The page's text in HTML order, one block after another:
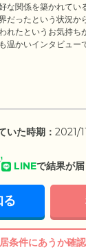
な関係を築かれてい
だったという状況か
れたというお気持ち
温かいインタビュー
いた時期： 2021/
LINEで結果が
る
条件にあうか確